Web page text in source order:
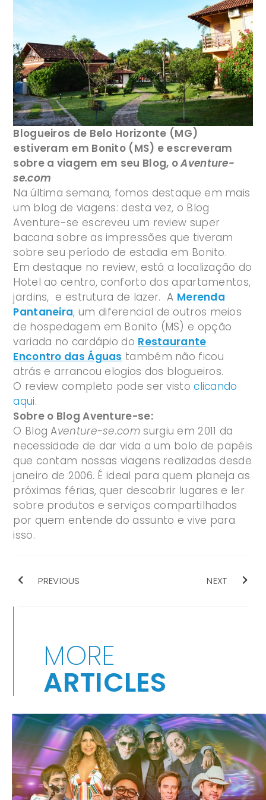
Blogueiros de Belo Horizonte (MG)
estiveram em Bonito (MS) e escreveram
sobre a viagem em seu Blog, oAventure-
se.com
Na última semana, fomos destaque em mais
um blog de viagens: desta vez, o Blog
Aventure-se escreveu um review super
bacana sobre as impressões que tiveram
sobre seu período de estadia em Bonito.
Em destaque no review, está a localização do
Hotel ao centro, conforto dos apartamentos,
jardins, e estrutura de lazer. A Merenda
Pantaneira, um diferencial de outros meios
de hospedagem em Bonito (MS) e opção
variada no cardápio do Restaurante
Encontro das Águas também não ficou
atrás e arrancou elogios dos blogueiros.
O review completo pode ser vistoclicando
aqui.
Sobre o Blog Aventure-se:
O Blog Aventure-se.com surgiu em 2011 da
necessidade de dar vida a um bolo de papéis
que contam nossas viagens realizadas desde
janeiro de 2006. É ideal para quem planeja as
próximas férias, quer descobrir lugares e ler
sobre produtos e serviços compartilhados
por quem entende do assunto e vive para
isso.
PREVIOUS NEXT
MORE
ARTICLES